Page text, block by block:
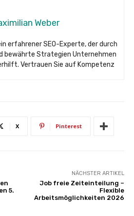
Weber
erfahrener SEO-Experte, der durch
bewährte Strategien Unternehmen
Vertrauen Sie auf Kompetenz
X Pinterest
5.
NÄCHSTER ARTIKEL
Job freie Zeiteinteilung –
Flexible
Arbeitsmöglichkeiten 2026